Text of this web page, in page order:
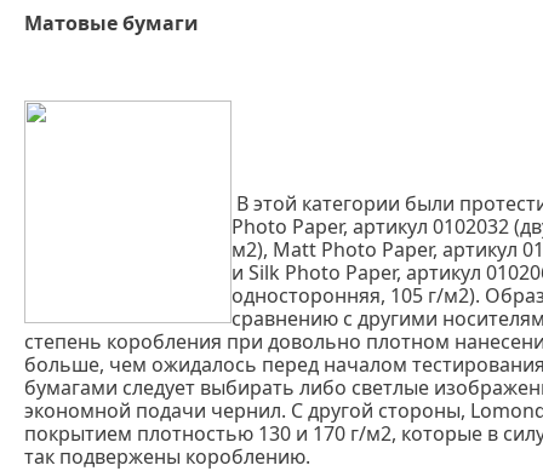
Матовые бумаги
В этой категории были
Photo Paper, артикул 0102032
м2), Matt Photo Paper, артикул
и Silk Photo Paper, артикул
односторонняя, 105 г/м2).
сравнению с другими
степень коробления при довольно плотном
больше, чем ожидалось перед началом
бумагами следует выбирать либо светлые
экономной подачи чернил. С другой стороны,
покрытием плотностью 130 и 170 г/м2, которые в
так подвержены короблению.